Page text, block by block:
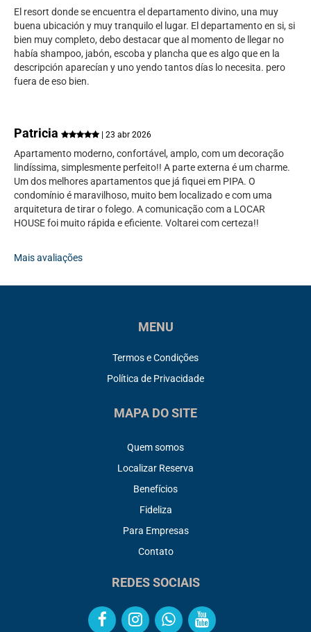
El resort donde se encuentra el departamento divino, una muy
buena ubicación y muy tranquilo el lugar. El departamento en si, si
bien muy completo, debo destacar que al momento de llegar no
había shampoo, jabón, escoba y plancha que es algo que en la
descripción aparecían y uno yendo tantos días lo necesita. pero
fuera de eso bien.
Patricia | 23 abr 2026
Apartamento moderno, confortável, amplo, com um decoração
lindíssima, simplesmente perfeito!! A parte externa é um charme.
Um dos melhores apartamentos que já fiquei em PIPA. O
condomínio é maravilhoso, muito bem localizado e com uma
arquitetura de tirar o folego. A comunicação com a LOCAR
HOUSE foi muito rápida e eficiente. Voltarei com certeza!!
Mais avaliações
MENU
Termos e Condições
Política de Privacidade
MAPA DO SITE
Quem somos
Localizar Reserva
Benefícios
Fideliza
Para Empresas
Contato
REDES SOCIAIS